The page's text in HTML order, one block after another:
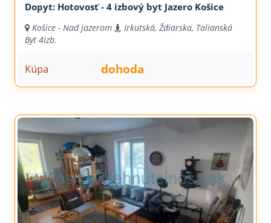
Dopyt: Hotovosť - 4 izbový byt Jazero Košice
Košice - Nad jazerom
Irkutská, Ždiarska, Talianská
Byt 4izb.
Kúpa dohoda